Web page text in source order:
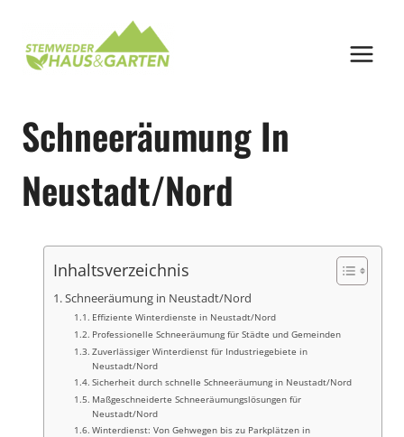
springen
Schneeräumung In
Neustadt/Nord
Inhaltsverzeichnis
Schneeräumung in Neustadt/Nord
Effiziente Winterdienste in Neustadt/Nord
Professionelle Schneeräumung für Städte und Gemeinden
Zuverlässiger Winterdienst für Industriegebiete in
Neustadt/Nord
Sicherheit durch schnelle Schneeräumung in Neustadt/Nord
Maßgeschneiderte Schneeräumungslösungen für
Neustadt/Nord
Winterdienst: Von Gehwegen bis zu Parkplätzen in